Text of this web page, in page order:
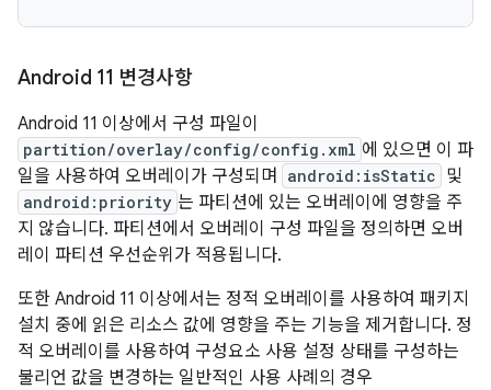
Android 11 변경사항
Android 11 이상에서 구성 파일이
partition/overlay/config/config.xml 에 있으면 이 파
일을 사용하여 오버레이가 구성되며
android:isStatic 및
android:priority 는 파티션에 있는 오버레이에 영향을 주
지 않습니다. 파티션에서 오버레이 구성 파일을 정의하면 오버
레이 파티션 우선순위가 적용됩니다.
또한 Android 11 이상에서는 정적 오버레이를 사용하여 패키지
설치 중에 읽은 리소스 값에 영향을 주는 기능을 제거합니다. 정
적 오버레이를 사용하여 구성요소 사용 설정 상태를 구성하는
불리언 값을 변경하는 일반적인 사용 사례의 경우